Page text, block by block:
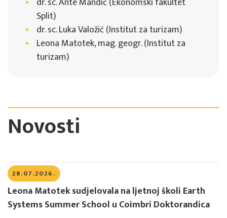
Split)
dr. sc. Luka Valožić (Institut za turizam)
Leona Matotek, mag. geogr. (Institut za
turizam)
Novosti
28.07.2026.
Leona Matotek sudjelovala na ljetnoj školi Earth
Systems Summer School u Coimbri Doktorandica